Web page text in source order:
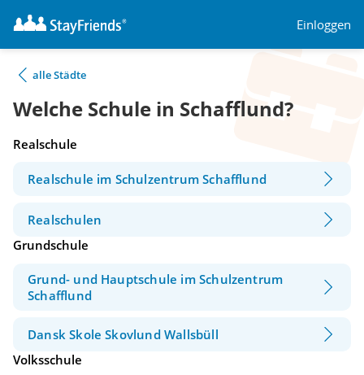
Einloggen
alle Städte
Welche Schule in Schafflund?
Realschule
Realschule im Schulzentrum Schafflund
Realschulen
Grundschule
Grund- und Hauptschule im Schulzentrum
Schafflund
Dansk Skole Skovlund Wallsbüll
Volksschule